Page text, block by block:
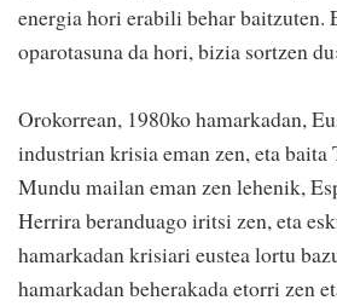
energia hori erabili behar baitzuten.
oparotasuna da hori, bizia sortzen
Orokorrean, 1980ko hamarkadan,
industrian krisia eman zen, eta baita
Mundu mailan eman zen lehenik,
Herrira beranduago iritsi zen, eta
hamarkadan krisiari eustea lortu
hamarkadan beherakada etorri zen